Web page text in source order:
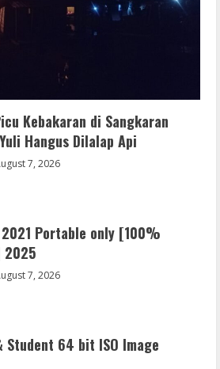
Kebakaran di Sangkaran
Hangus Dilalap Api
7, 2026
Portable only [100%
2025
7, 2026
Student 64 bit ISO Image